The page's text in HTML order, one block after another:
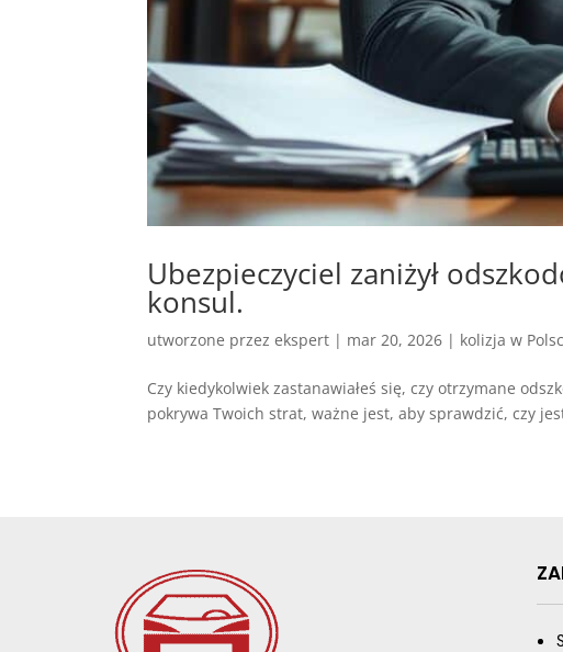
Ubezpieczyciel zaniżył
konsul.
utworzone przezekspert | mar 20, 2026 | kolizja w
Czy kiedykolwiek zastanawiałeś się, czy otrzymane
pokrywa Twoich strat, ważne jest, aby sprawdzić, czy